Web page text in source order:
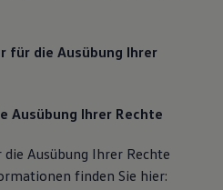
für die Ausübung Ihrer
Ausübung Ihrer Rechte
Ausübung Ihrer Rechte
finden Sie hier: